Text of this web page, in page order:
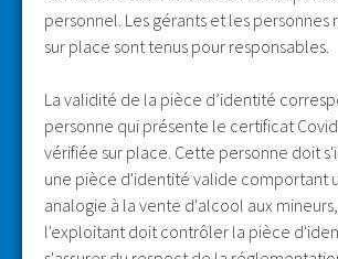
personnel. Les gérants et les personnes
sur place sont tenus pour responsables.
La validité de la pièce d’identité
personne qui présente le certificat
vérifiée sur place. Cette personne doit
une pièce d'identité valide comportant
analogie à la vente d'alcool aux
l'exploitant doit contrôler la pièce